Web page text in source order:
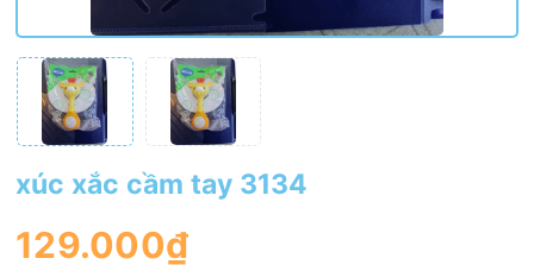
xúc xắc cầm tay 3134
129.000₫